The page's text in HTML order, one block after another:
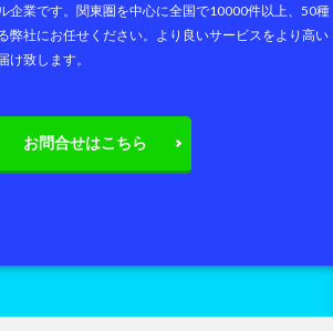
企業です。関東圏を中心に全国で10000件以上、50種
弊社にお任せください。より良いサービスをより高い
け致します。
お問合せはこちら